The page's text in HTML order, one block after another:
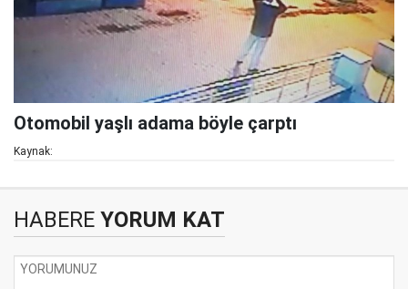
Otomobil yaşlı adama böyle çarptı
Kaynak:
HABERE YORUM KAT